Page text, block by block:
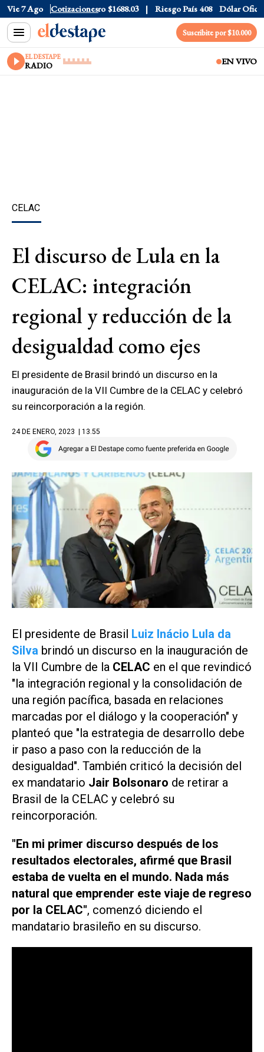
Vie 7 Ago Cotizaciones
CCL $1577.3 Euro $1688.03 Riesgo País 408 Dólar Oficial
Suscribite por $10.000
EL DESTAPE
RADIO EN VIVO
CELAC
El discurso de Lula en la
CELAC: integración
regional y reducción de la
desigualdad como ejes
El presidente de Brasil brindó un discurso en la
inauguración de la VII Cumbre de la CELAC y celebró
su reincorporación a la región.
24 DE ENERO, 2023 | 13.55
El presidente de Brasil Luiz Inácio Lula da
Silva brindó un discurso en la inauguración de
la VII Cumbre de la CELAC en el que revindicó
"la integración regional y la consolidación de
una región pacífica, basada en relaciones
marcadas por el diálogo y la cooperación" y
planteó que "la estrategia de desarrollo debe
ir paso a paso con la reducción de la
desigualdad". También criticó la decisión del
ex mandatario Jair Bolsonaro de retirar a
Brasil de la CELAC y celebró su
reincorporación.
"En mi primer discurso después de los
resultados electorales, afirmé que Brasil
estaba de vuelta en el mundo. Nada más
natural que emprender este viaje de regreso
por la CELAC", comenzó diciendo el
mandatario brasileño en su discurso.